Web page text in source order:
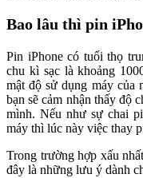
Bao lâu thì pin
Pin iPhone có tuổi thọ
chu kì sạc là khoảng
mật độ sử dụng máy
bạn sẽ cảm nhận thấy độ
mình. Nếu như sự chai
máy thì lúc này việc thay
Trong trường hợp xấu
đây là những lưu ý dành